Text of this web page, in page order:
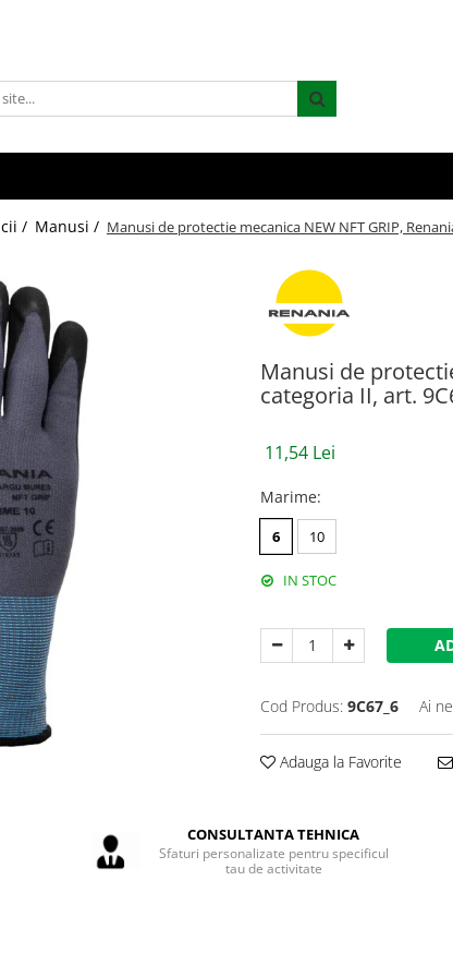
/ Manusi / Manusi de protectie mecanica NEW NFT GRIP,
Manusi de
categoria II, art.
11,54 Lei
Marime:
6 10
IN STOC
Cod Produs: 9C67_6 Ai
Adauga la Favorite
CONSULTANTA TEHNICA
Sfaturi personalizate pentru specificul
tau de activitate